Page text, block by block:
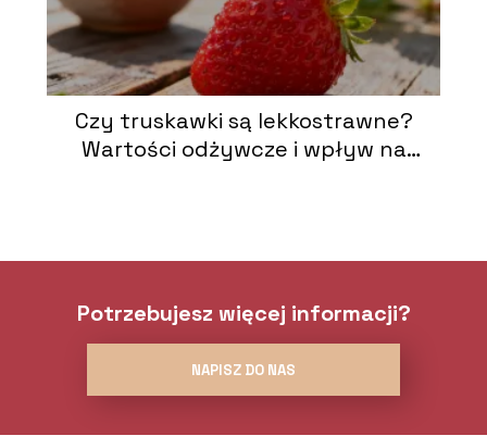
Czy truskawki są lekkostrawne?
Wartości odżywcze i wpływ na
Potrzebujesz więcej informacji?
NAPISZ DO NAS